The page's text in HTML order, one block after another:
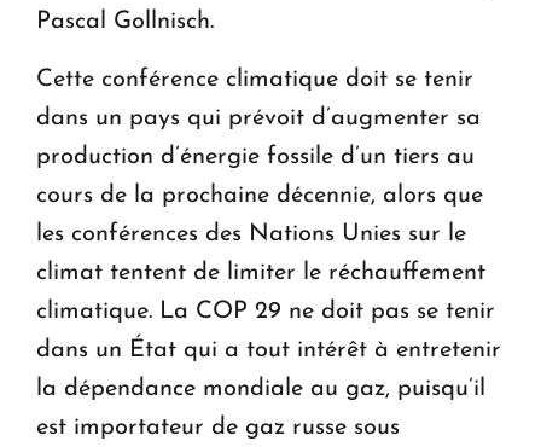
Pascal Gollnisch.
Cette conférence climatique doit se tenir
dans un pays qui prévoit d’augmenter sa
production d’énergie fossile d’un tiers au
cours de la prochaine décennie, alors que
les conférences des Nations Unies sur le
climat tentent de limiter le réchauffement
climatique. La COP 29 ne doit pas se tenir
dans un État qui a tout intérêt à entretenir
la dépendance mondiale au gaz, puisqu’il
est importateur de gaz russe sous